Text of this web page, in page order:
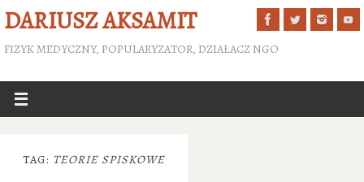
DARIUSZ AKSAMIT
FIZYK MEDYCZNY, POPULARYZATOR, DZIAŁACZ NGO
TAG: TEORIE SPISKOWE